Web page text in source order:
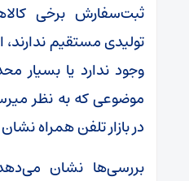
ثبت‌سفارش برخی
تولیدی مستقیم ندارند،
وجود ندارد یا بسیار
موضوعی که به نظر
در بازار تلفن همراه
بررسی‌ها نشان